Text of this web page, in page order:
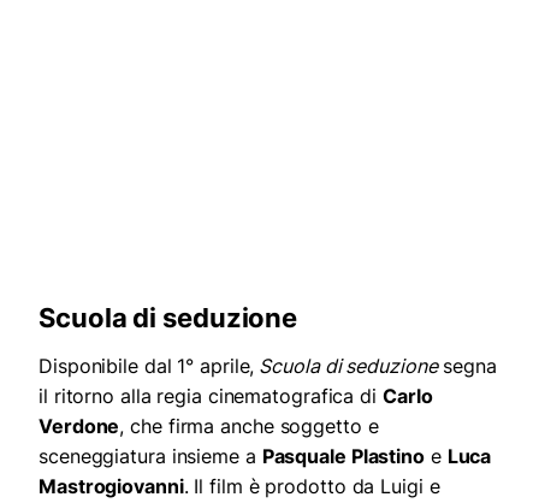
Scuola di seduzione
Disponibile dal 1° aprile, Scuola di seduzionesegna
il ritorno alla regia cinematografica di Carlo
Verdone, che firma anche soggetto e
sceneggiatura insieme a Pasquale Plastinoe Luca
Mastrogiovanni. Il film è prodotto da Luigi e